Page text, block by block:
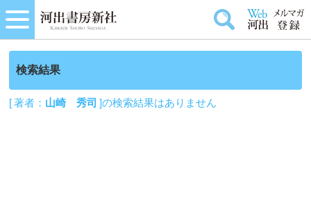
検索結果
[ 著者： 山崎 秀司 ]の検索結果はありません